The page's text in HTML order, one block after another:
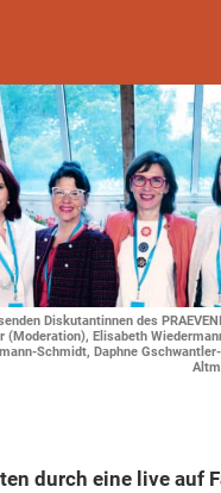
Diskutantinnen des
(Moderation), Elisabeth
Schmidt, Daphne
durch eine live auf